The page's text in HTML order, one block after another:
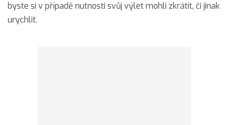
byste si v případě nutnosti svůj výlet mohli zkrátit, či jinak
urychlit.